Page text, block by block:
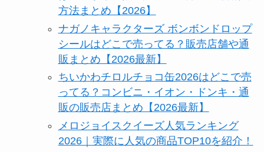
方法まとめ【2026】
ナガノキャラクターズ ボンボンドロップ
シールはどこで売ってる？販売店舗や通
販まとめ【2026最新】
ちいかわチロルチョコ缶2026はどこで売
ってる？コンビニ・イオン・ドンキ・通
販の販売店まとめ【2026最新】
メロジョイスクイーズ人気ランキング
2026｜実際に人気の商品TOP10を紹介！